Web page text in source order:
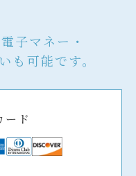
子マネー・
も可能です。
ード